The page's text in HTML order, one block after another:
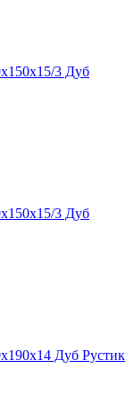
3 Дуб
3 Дуб
Дуб Рустик